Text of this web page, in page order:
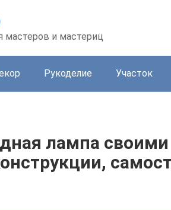
мастеров и мастериц
Рукоделие Участок
лампа